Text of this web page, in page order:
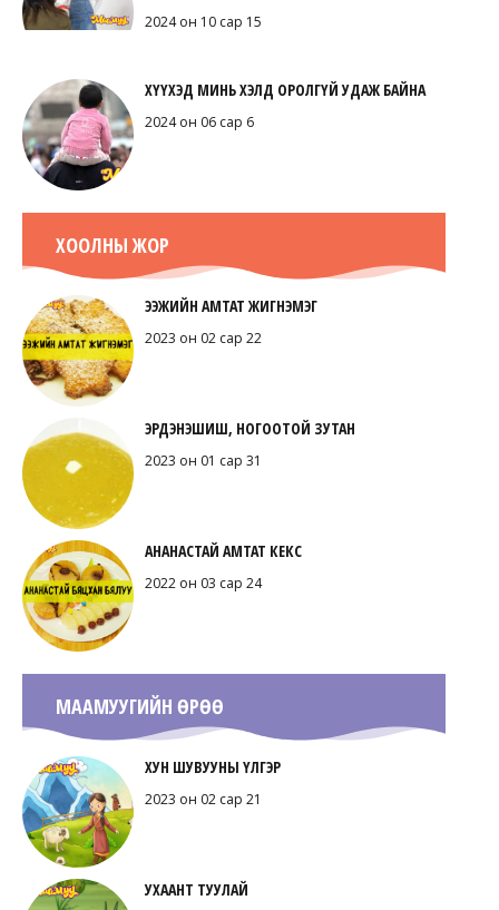
2024 он 10 сар 15
ХҮҮХЭД МИНЬ ХЭЛД ОРОЛГҮЙ УДАЖ БАЙНА
2024 он 06 сар 6
ХООЛНЫ ЖОР
ЭЭЖИЙН АМТАТ ЖИГНЭМЭГ
2023 он 02 сар 22
ЭРДЭНЭШИШ, НОГООТОЙ ЗУТАН
2023 он 01 сар 31
АНАНАСТАЙ АМТАТ КЕКС
2022 он 03 сар 24
МААМУУГИЙН ӨРӨӨ
ХУН ШУВУУНЫ ҮЛГЭР
2023 он 02 сар 21
УХААНТ ТУУЛАЙ